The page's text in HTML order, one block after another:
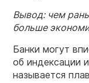
Вывод: чем
больше
Банки могут
об индексации
называется